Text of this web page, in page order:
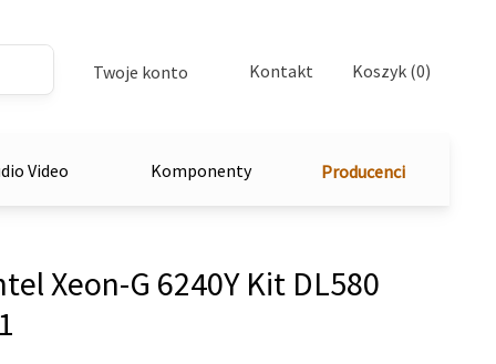
Twoje konto Kontakt Koszyk (0)
Video Komponenty Producenci
Xeon-G 6240Y Kit DL580